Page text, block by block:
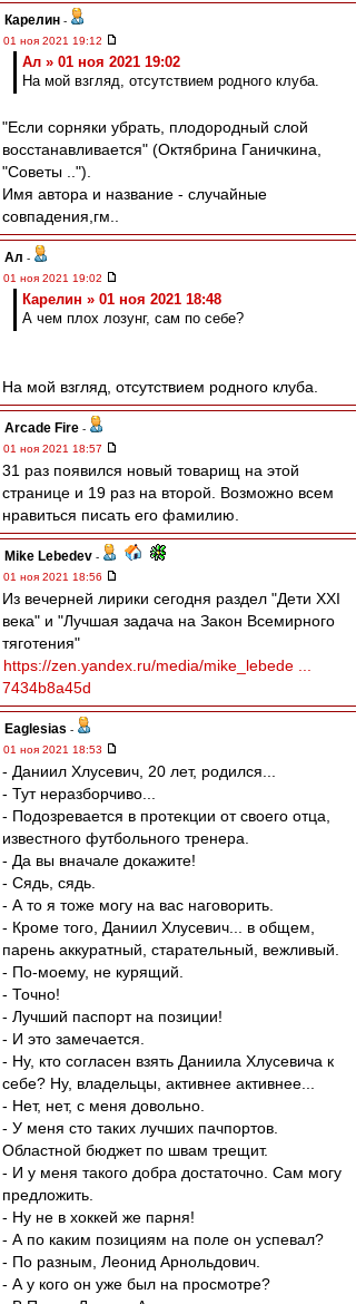
Карелин -
01 ноя 2021 19:12
Ал » 01 ноя 2021 19:02
На мой взгляд, отсутствием родного клуба.
"Если сорняки убрать, плодородный слой
восстанавливается" (Октябрина Ганичкина,
"Советы ..").
Имя автора и название - случайные
совпадения,гм..
Ал -
01 ноя 2021 19:02
Карелин » 01 ноя 2021 18:48
А чем плох лозунг, сам по себе?
На мой взгляд, отсутствием родного клуба.
Arcade Fire -
01 ноя 2021 18:57
31 раз появился новый товарищ на этой
странице и 19 раз на второй. Возможно всем
нравиться писать его фамилию.
Mike Lebedev -
01 ноя 2021 18:56
Из вечерней лирики сегодня раздел "Дети XXI
века" и "Лучшая задача на Закон Всемирного
тяготения"
https://zen.yandex.ru/media/mike_lebede ...
7434b8a45d
Eaglesias -
01 ноя 2021 18:53
- Даниил Хлусевич, 20 лет, родился...
- Тут неразборчиво...
- Подозревается в протекции от своего отца,
известного футбольного тренера.
- Да вы вначале докажите!
- Сядь, сядь.
- А то я тоже могу на вас наговорить.
- Кроме того, Даниил Хлусевич... в общем,
парень аккуратный, старательный, вежливый.
- По-моему, не курящий.
- Точно!
- Лучший паспорт на позиции!
- И это замечается.
- Ну, кто согласен взять Даниила Хлусевича к
себе? Ну, владельцы, активнее активнее...
- Нет, нет, с меня довольно.
- У меня сто таких лучших пачпортов.
Областной бюджет по швам трещит.
- И у меня такого добра достаточно. Сам могу
предложить.
- Ну не в хоккей же парня!
- А по каким позициям на поле он успевал?
- По разным, Леонид Арнольдович.
- А у кого он уже был на просмотре?